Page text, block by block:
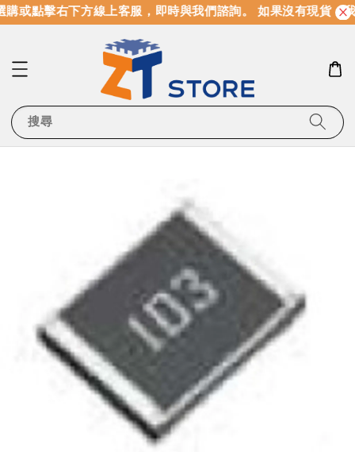
或點擊右下方線上客服，即時與我們諮詢。 如果沒有現貨，
搜尋